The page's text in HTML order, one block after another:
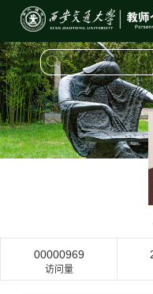
00000969
访问量